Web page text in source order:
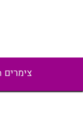
צימרים shiran